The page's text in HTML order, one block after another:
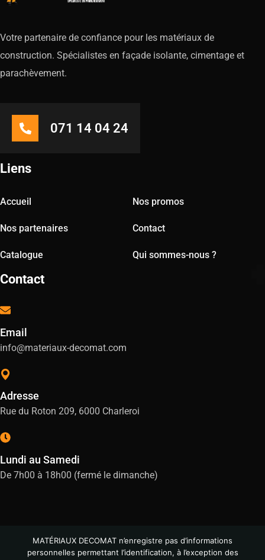
Votre partenaire de confiance pour les matériaux de
construction. Spécialistes en façade isolante, cimentage et
parachèvement.
071 14 04 24
Liens
Accueil Nos promos
Nos partenaires Contact
Catalogue Qui sommes-nous ?
Contact
Email
info@materiaux-decomat.com
Adresse
Rue du Roton 209, 6000 Charleroi
Lundi au Samedi
De 7h00 à 18h00 (fermé le dimanche)
MATÉRIAUX DECOMAT n’enregistre pas d’informations
personnelles permettant l’identification, à l’exception des